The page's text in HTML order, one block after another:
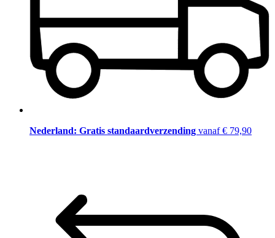
Nederland: Gratis standaardverzending vanaf € 79,90